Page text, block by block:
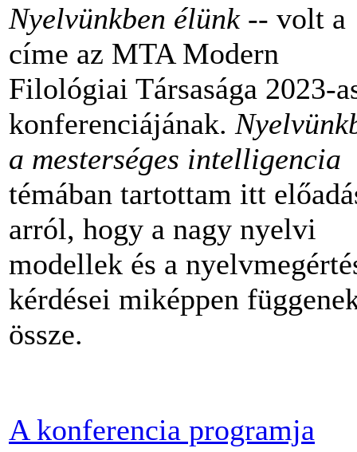
Nyelvünkben élünk-- volt a
címe az MTA Modern
Filológiai Társasága 2023-
konferenciájának.
a mesterséges intelligencia
témában tartottam itt
arról, hogy a nagy nyelvi
modellek és a
kérdései miképpen
össze.
A konferencia programja